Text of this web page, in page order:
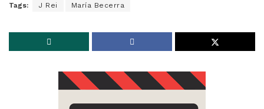
Tags: J Rei María Becerra